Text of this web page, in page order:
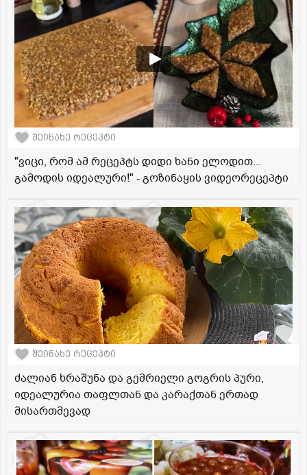
შეინახე რეცეპტი
"ვიცი, რომ ამ რეცეპტს დიდი ხანი ელოდით...
გამოდის იდეალური!" - გოზინაყის ვიდეორეცეპტი
შეინახე რეცეპტი
ძალიან ხრაშუნა და გემრიელი გოგრის პური,
იდეალურია თაფლთან და კარაქთან ერთად
მისართმევად